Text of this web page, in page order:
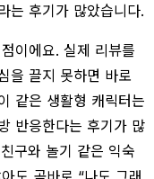
는 후기가 많았습니다.
이에요. 실제 리뷰를
을 끌지 못하면 바로
같은 생활형 캐릭터는
반응한다는 후기가 많
구와 놀기 같은 익숙